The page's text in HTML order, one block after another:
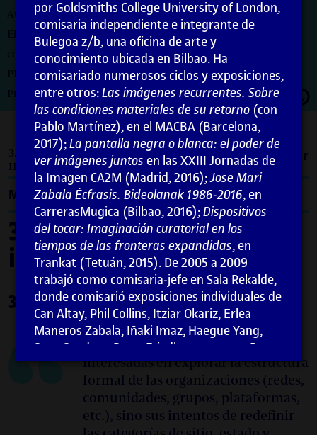
Autora: Leire Vergara
El encargo y la creación de este material docente han sido
coordinados por la profesora: Maria Iñigo
PID_00276570
Primera edición: febrero 2021
Abrir
3. Estructuras independientes / 3.3. What,
How & For Whom
Imprimir
Menú
3. Estructuras
independientes
3.3. What, How & For Whom
«Principalmente, no estamos
interesadas en explorar la estructura
formal de las organizaciones (redes,
comunidades, grupos, plataformas,
etc.), sino sus intentos de redefinir
por Goldsmiths College University of London,
comisaria independiente e integrante de
Bulegoa z/b, una oficina de arte y
conocimiento ubicada en Bilbao. Ha
comisariado numerosos ciclos y exposiciones,
entre otros: Las imágenes recurrentes. Sobre
las condiciones materiales de su retorno (con
Pablo Martínez), en el MACBA (Barcelona,
2017); La pantalla negra o blanca: el poder de
ver imágenes juntos en las XXIII Jornadas de
la Imagen CA2M (Madrid, 2016);Jose Mari
Zabala Écfrasis. Bideolanak 1986-2016, en
CarrerasMugica (Bilbao, 2016); Dispositivos
del tocar: Imaginación curatorial en los
tiempos de las fronteras expandidas, en
Trankat (Tetuán, 2015). De 2005 a 2009
trabajó como comisaria-jefe en Sala Rekalde,
donde comisarió exposiciones individuales de
Can Altay, Phil Collins, Itziar Okariz, Erlea
Maneros Zabala, Iñaki Imaz, Haegue Yang,
Sean Snyder y Peter Friedl, entre otros. De
2002 a 2005 fue co-directora de DAE-
Donostiako Arte Ekinbideak (con Peio
Aguirre), proyecto asociado a Arteleku que
produjo proyectos con artistas como Susan